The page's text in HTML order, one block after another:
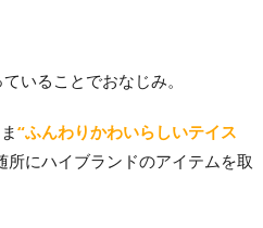
いることでおなじみ。
“ふんわりかわいらしいテイス
にハイブランドのアイテムを取